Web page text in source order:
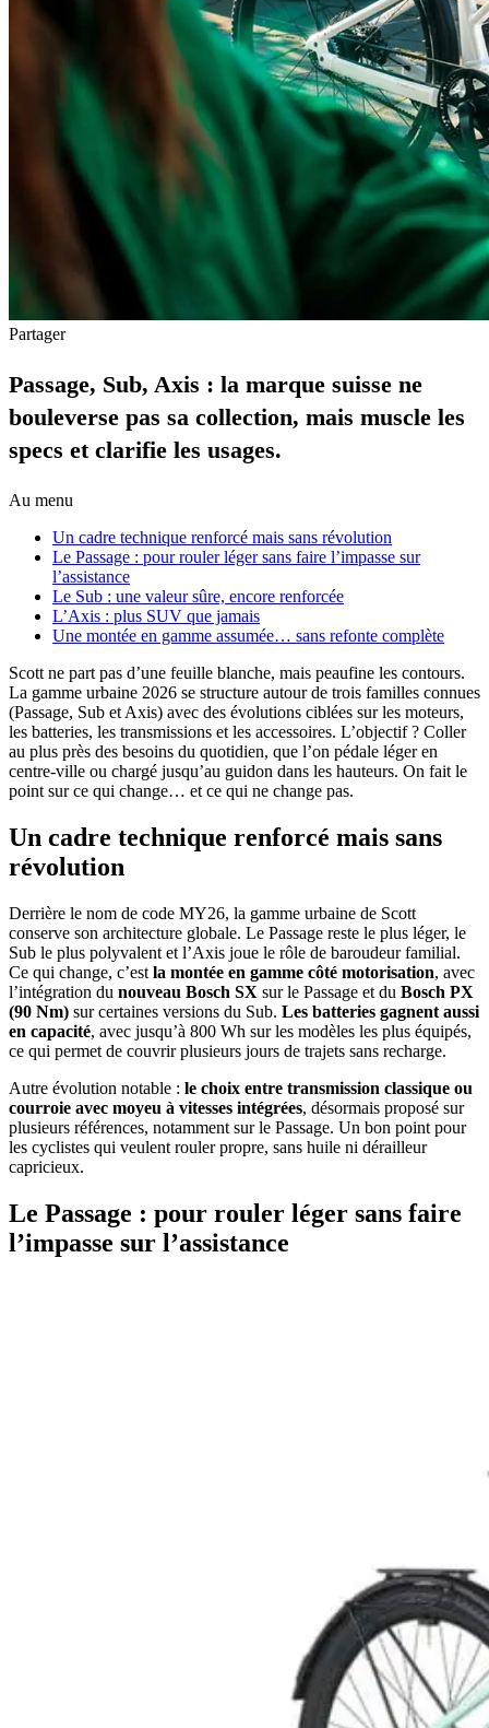
Partager
Passage, Sub, Axis : la marque suisse ne
bouleverse pas sa collection, mais muscle les
specs et clarifie les usages.
Au menu
Un cadre technique renforcé mais sans révolution
Le Passage : pour rouler léger sans faire l’impasse sur
l’assistance
Le Sub : une valeur sûre, encore renforcée
L’Axis : plus SUV que jamais
Une montée en gamme assumée… sans refonte complète
Scott ne part pas d’une feuille blanche, mais peaufine les contours.
La gamme urbaine 2026 se structure autour de trois familles connues
(Passage, Sub et Axis) avec des évolutions ciblées sur les moteurs,
les batteries, les transmissions et les accessoires. L’objectif ? Coller
au plus près des besoins du quotidien, que l’on pédale léger en
centre-ville ou chargé jusqu’au guidon dans les hauteurs. On fait le
point sur ce qui change… et ce qui ne change pas.
Un cadre technique renforcé mais sans
révolution
Derrière le nom de code MY26, la gamme urbaine de Scott
conserve son architecture globale. Le Passage reste le plus léger, le
Sub le plus polyvalent et l’Axis joue le rôle de baroudeur familial.
Ce qui change, c’est la montée en gamme côté motorisation, avec
l’intégration du nouveau Bosch SX sur le Passage et du Bosch PX
(90 Nm) sur certaines versions du Sub. Les batteries gagnent aussi
en capacité, avec jusqu’à 800 Wh sur les modèles les plus équipés,
ce qui permet de couvrir plusieurs jours de trajets sans recharge.
Autre évolution notable : le choix entre transmission classique ou
courroie avec moyeu à vitesses intégrées, désormais proposé sur
plusieurs références, notamment sur le Passage. Un bon point pour
les cyclistes qui veulent rouler propre, sans huile ni dérailleur
capricieux.
Le Passage : pour rouler léger sans faire
l’impasse sur l’assistance